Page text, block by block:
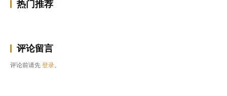
热门推荐
评论留言
评论前请先 登录。